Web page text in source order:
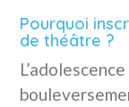
Pourquoi
de théâtre ?